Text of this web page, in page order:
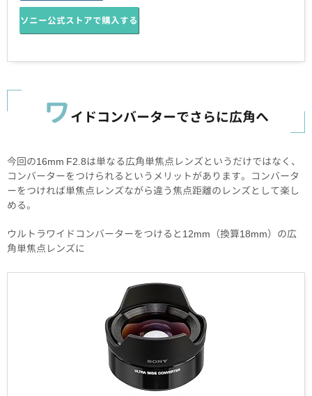
ソニー公式ストアで購入する
ワイドコンバーターでさらに広角へ
今回の16mm F2.8は単なる広角単焦点レンズというだけではなく、
コンバーターをつけられるというメリットがあります。コンバータ
ーをつければ単焦点レンズながら違う焦点距離のレンズとして楽し
める。
ウルトラワイドコンバーターをつけると12mm（換算18mm）の広
角単焦点レンズに